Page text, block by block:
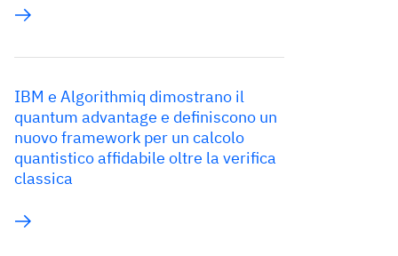
IBM e Algorithmiq dimostrano il
quantum advantage e definiscono un
nuovo framework per un calcolo
quantistico affidabile oltre la verifica
classica